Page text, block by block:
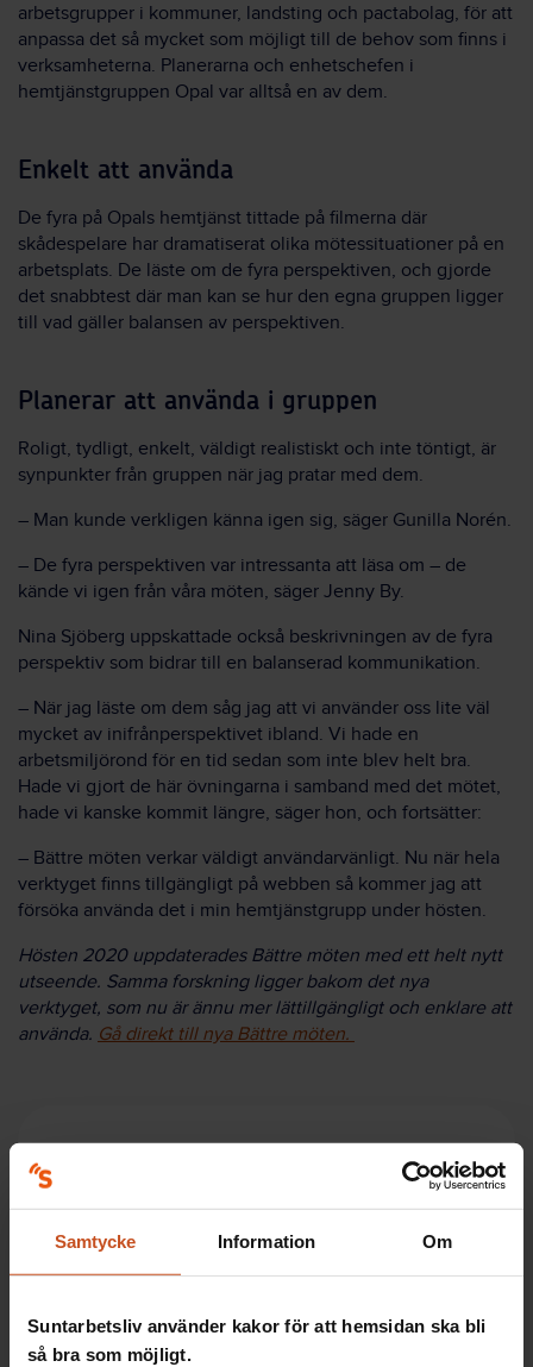
Samtycke Information Om
Suntarbetsliv använder kakor för att hemsidan ska bli
så bra som möjligt.
arbetsgrupper i kommuner, landsting och pactabolag, för att
anpassa det så mycket som möjligt till de behov som finns i
verksamheterna. Planerarna och enhetschefen i
hemtjänstgruppen Opal var alltså en av dem.
Enkelt att använda
De fyra på Opals hemtjänst tittade på filmerna där
skådespelare har dramatiserat olika mötessituationer på en
arbetsplats. De läste om de fyra perspektiven, och gjorde
det snabbtest där man kan se hur den egna gruppen ligger
till vad gäller balansen av perspektiven.
Planerar att använda i gruppen
Roligt, tydligt, enkelt, väldigt realistiskt och inte töntigt, är
synpunkter från gruppen när jag pratar med dem.
– Man kunde verkligen känna igen sig, säger Gunilla Norén.
– De fyra perspektiven var intressanta att läsa om – de
kände vi igen från våra möten, säger Jenny By.
Nina Sjöberg uppskattade också beskrivningen av de fyra
perspektiv som bidrar till en balanserad kommunikation.
– När jag läste om dem såg jag att vi använder oss lite väl
mycket av inifrånperspektivet ibland. Vi hade en
arbetsmiljörond för en tid sedan som inte blev helt bra.
Hade vi gjort de här övningarna i samband med det mötet,
hade vi kanske kommit längre, säger hon, och fortsätter:
– Bättre möten verkar väldigt användarvänligt. Nu när hela
verktyget finns tillgängligt på webben så kommer jag att
försöka använda det i min hemtjänstgrupp under hösten.
Hösten 2020 uppdaterades Bättre möten med ett helt nytt
utseende. Samma forskning ligger bakom det nya
verktyget, som nu är ännu mer lättillgängligt och enklare att
använda. Gå direkt till nya Bättre möten.
Tips
Testa, träna och lär mer om kommunikation och
möten med hjälp av Suntarbetslivs verktyg
möten!